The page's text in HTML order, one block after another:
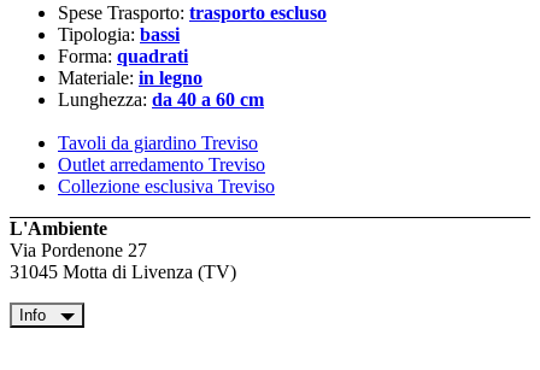
Spese Trasporto: trasporto escluso
Tipologia: bassi
Forma: quadrati
Materiale: in legno
Lunghezza: da 40 a 60 cm
Tavoli da giardino Treviso
Outlet arredamento Treviso
Collezione esclusiva Treviso
L'Ambiente
Via Pordenone 27
31045 Motta di Livenza (TV)
Info